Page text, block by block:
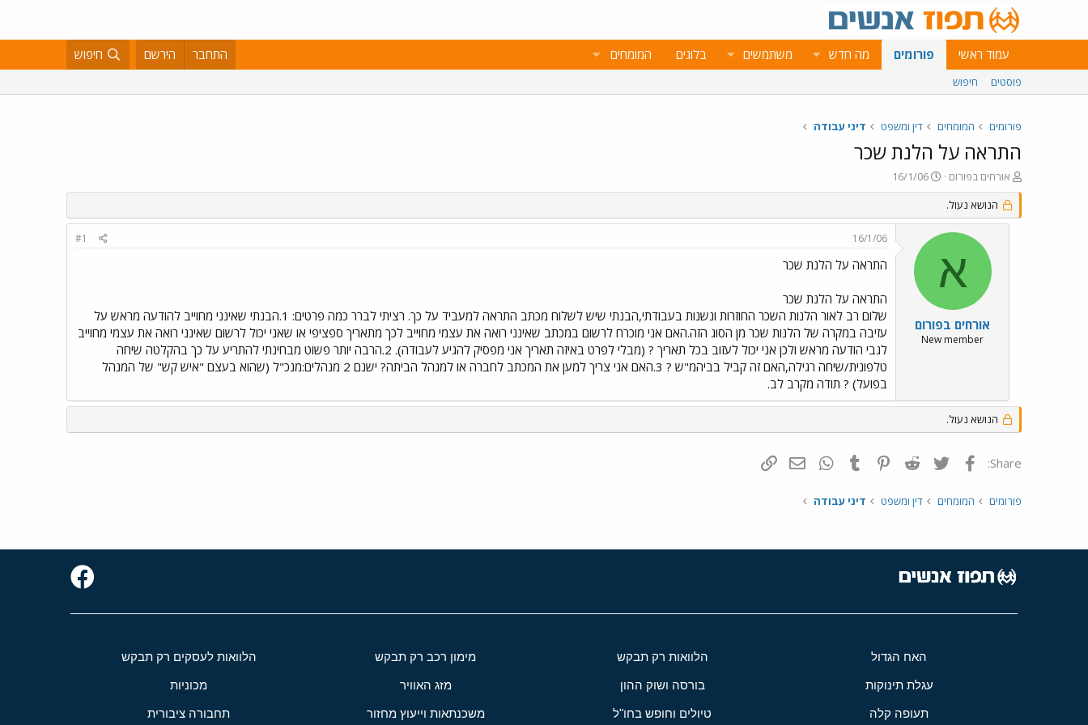
עמוד ראשי פורומים מה חדש משתמשים בלוגים המומחים התחבר הירשם חיפוש
פוסטים חיפוש
פורומים המומחים דין ומשפט דיני עבודה
התראה על הלנת שכר
פ
ו
ת
ח
אורחים בפורום
פ
ו
ס
ב
י
ך
16/1/06
הנושא נעול.
א
אורחים בפורום
New member
16/1/06
#1
התראה על הלנת שכר
התראה על הלנת שכר
שלום רב לאור הלנות השכר החוזרות ונשנות בעבודתי,הבנתי שיש לשלוח מכתב התראה למעביד על כך. רציתי לברר כמה פרטים: 1.הבנתי שאינני מחוייב להודעה מראש על
עזיבה במקרה של הלנות שכר מן הסוג הזה.האם אני מוכרח לרשום במכתב שאינני רואה את עצמי מחוייב לכך מתאריך ספציפי או שאני יכול לרשום שאינני רואה את עצמי מחוייב
לגבי הודעה מראש ולכן אני יכול לעזוב בכל תאריך ? (מבלי לפרט באיזה תאריך אני מפסיק להגיע לעבודה). 2.הרבה יותר פשוט מבחינתי להתריע על כך בהקלטה שיחה
טלפונית/שיחה רגילה,האם זה קביל בביהמ"ש ? 3.האם אני צריך למען את המכתב לחברה או למנהל הביתה? ישנם 2 מנהלים:מנכ"ל (שהוא בעצם "איש קש" של המנהל
בפועל) ? תודה מקרב לב.
הנושא נעול.
Share: פייסבוק Twitter
Reddit
Pinterest
Tumblr
WhatsAppדואר אלקטרוני
פורומים המומחים דין ומשפט דיני עבודה
האח הגדול הלוואות רק תבקש מימון רכב רק תבקש הלוואות לעסקים רק תבקש
עגלת תינוקות בורסה ושוק ההון מזג האוויר מכוניות
תעופה קלה טיולים וחופש בחו"ל משכנתאות וייעוץ מחזור תחבורה ציבורית